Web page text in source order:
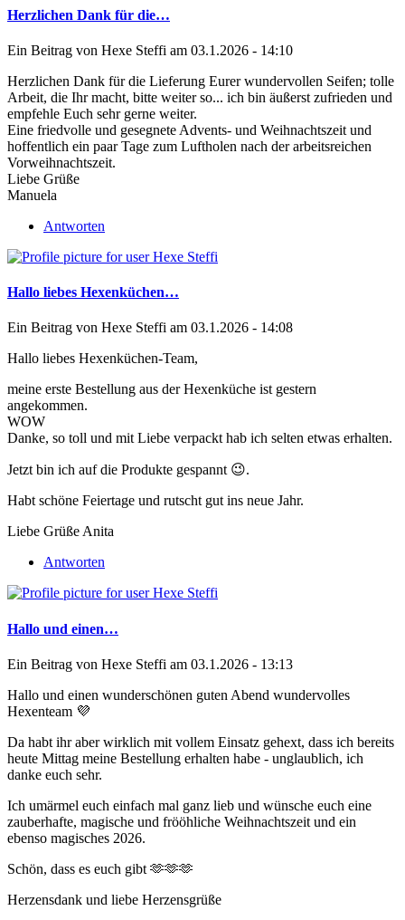
Herzlichen Dank für die…
Ein Beitrag von Hexe Steffi am 03.1.2026 - 14:10
Herzlichen Dank für die Lieferung Eurer wundervollen Seifen; tolle
Arbeit, die Ihr macht, bitte weiter so... ich bin äußerst zufrieden und
empfehle Euch sehr gerne weiter.
Eine friedvolle und gesegnete Advents- und Weihnachtszeit und
hoffentlich ein paar Tage zum Luftholen nach der arbeitsreichen
Vorweihnachtszeit.
Liebe Grüße
Manuela
Antworten
Hallo liebes Hexenküchen…
Ein Beitrag von Hexe Steffi am 03.1.2026 - 14:08
Hallo liebes Hexenküchen-Team,
meine erste Bestellung aus der Hexenküche ist gestern
angekommen.
WOW
Danke, so toll und mit Liebe verpackt hab ich selten etwas erhalten.
Jetzt bin ich auf die Produkte gespannt 😉.
Habt schöne Feiertage und rutscht gut ins neue Jahr.
Liebe Grüße Anita
Antworten
Hallo und einen…
Ein Beitrag von Hexe Steffi am 03.1.2026 - 13:13
Hallo und einen wunderschönen guten Abend wundervolles
Hexenteam 💜
Da habt ihr aber wirklich mit vollem Einsatz gehext, dass ich bereits
heute Mittag meine Bestellung erhalten habe - unglaublich, ich
danke euch sehr.
Ich umärmel euch einfach mal ganz lieb und wünsche euch eine
zauberhafte, magische und frööhliche Weihnachtszeit und ein
ebenso magisches 2026.
Schön, dass es euch gibt 🫶🫶🫶
Herzensdank und liebe Herzensgrüße